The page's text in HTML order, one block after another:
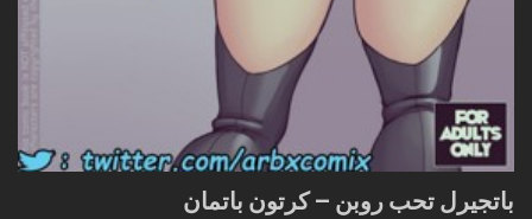
باتجيرل تحب روبن – كرتون باتمان